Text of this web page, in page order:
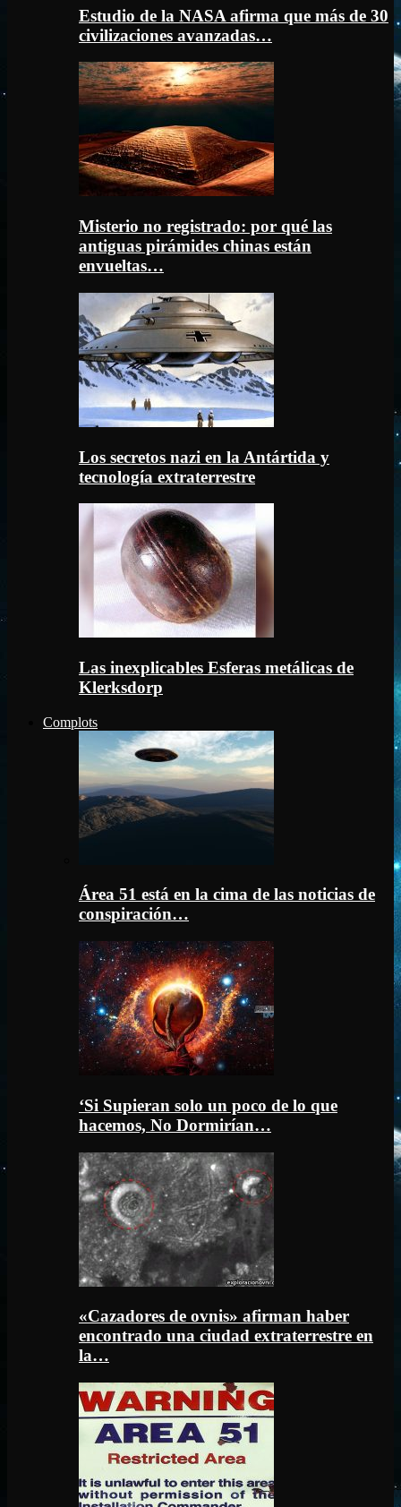
Estudio de la NASA afirma que más de 30
civilizaciones avanzadas…
Misterio no registrado: por qué las
antiguas pirámides chinas están
envueltas…
Los secretos nazi en la Antártida y
tecnología extraterrestre
Las inexplicables Esferas metálicas de
Klerksdorp
Complots
Área 51 está en la cima de las noticias de
conspiración…
‘Si Supieran solo un poco de lo que
hacemos, No Dormirían…
«Cazadores de ovnis» afirman haber
encontrado una ciudad extraterrestre en
la…